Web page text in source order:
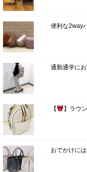
便利な2way
通勤通学に
【 】ラウ
おでかけに